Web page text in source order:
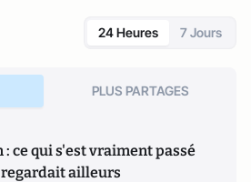
24 Heures 7 Jours
PLUS PARTAGES
ce qui s'est vraiment passé
ailleurs